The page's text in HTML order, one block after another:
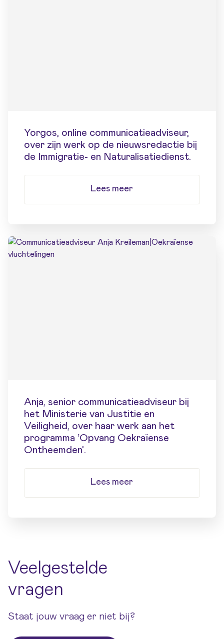
Yorgos, online communicatieadviseur,
over zijn werk op de nieuwsredactie bij
de Immigratie- en Naturalisatiedienst.
Lees meer
Anja, senior communicatieadviseur bij
het Ministerie van Justitie en
Veiligheid, over haar werk aan het
programma ‘Opvang Oekraïense
Ontheemden’.
Lees meer
Veelgestelde
vragen
Staat jouw vraag er niet bij?